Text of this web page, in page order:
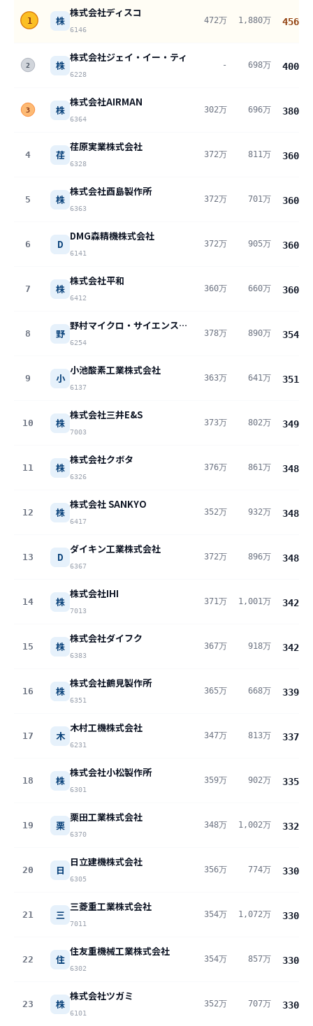
1 株
株式会社ディスコ
6146
472万 1,880万 456
2 株
株式会社ジェイ・イー・ティ
6228
- 698万 400
3 株
株式会社AIRMAN
6364
302万 696万 380
4 荏
荏原実業株式会社
6328
372万 811万 360
5 株
株式会社酉島製作所
6363
372万 701万 360
6 D
DMG森精機株式会社
6141
372万 905万 360
7 株
株式会社平和
6412
360万 660万 360
8 野
野村マイクロ・サイエンス株式会社
6254
378万 890万 354
9 小
小池酸素工業株式会社
6137
363万 641万 351
10 株
株式会社三井E&S
7003
373万 802万 349
11 株
株式会社クボタ
6326
376万 861万 348
12 株
株式会社 SANKYO
6417
352万 932万 348
13 D
ダイキン工業株式会社
6367
372万 896万 348
14 株
株式会社IHI
7013
371万 1,001万 342
15 株
株式会社ダイフク
6383
367万 918万 342
16 株
株式会社鶴見製作所
6351
365万 668万 339
17 木
木村工機株式会社
6231
347万 813万 337
18 株
株式会社小松製作所
6301
359万 902万 335
19 栗
栗田工業株式会社
6370
348万 1,002万 332
20 日
日立建機株式会社
6305
356万 774万 330
21 三
三菱重工業株式会社
7011
354万 1,072万 330
22 住
住友重機械工業株式会社
6302
354万 857万 330
23 株
株式会社ツガミ
6101
352万 707万 330